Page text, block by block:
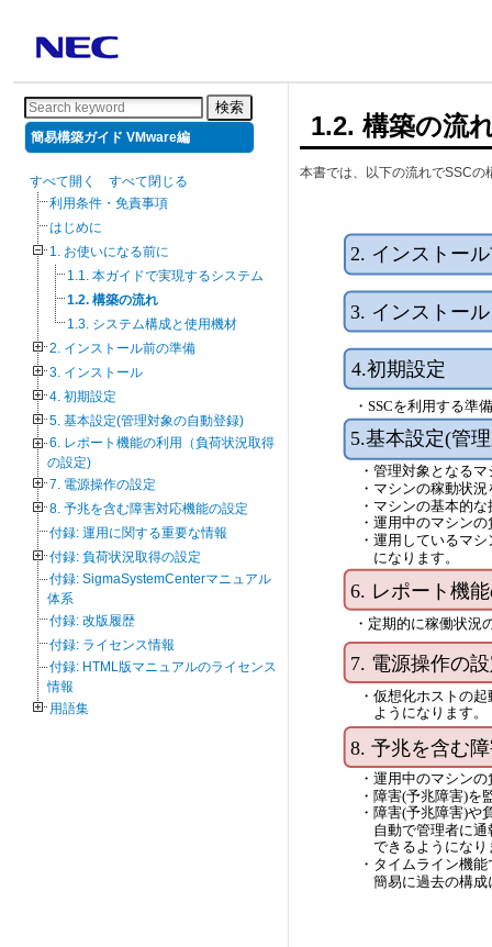
検索
簡易構築ガイド VMware編
すべて開く
すべて閉じる
利用条件・免責事項
はじめに
1. お使いになる前に
1.1. 本ガイドで実現するシステム
1.2. 構築の流れ
1.3. システム構成と使用機材
2. インストール前の準備
3. インストール
4. 初期設定
5. 基本設定(管理対象の自動登録)
6. レポート機能の利用（負荷状況取得
の設定)
7. 電源操作の設定
8. 予兆を含む障害対応機能の設定
付録: 運用に関する重要な情報
付録: 負荷状況取得の設定
付録: SigmaSystemCenterマニュアル
体系
付録: 改版履歴
付録: ライセンス情報
付録: HTML版マニュアルのライセンス
情報
用語集
1.2. 構築の流
本書では、以下の流れでSSCの